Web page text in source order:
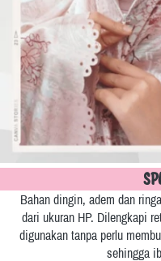
Bahan dingin, adem dan
dari ukuran HP. Dilengkapi
digunakan tanpa perlu
sehingga